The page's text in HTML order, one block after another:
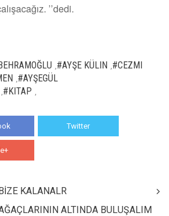
’’dedi.
#AYŞE KÜLIN #CEZMI
#AYŞEGÜL
#KITAP
Twitter
KALANALR
ALTINDA BULUŞALIM